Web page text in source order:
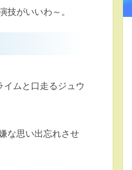
技がいいわ～。
イムと口走るジュウ
な思い出忘れさせ